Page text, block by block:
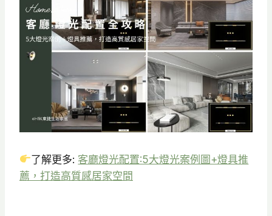
了解更多: 客廳燈光配置:5大燈光案例圖+燈具推
薦，打造高質感居家空間